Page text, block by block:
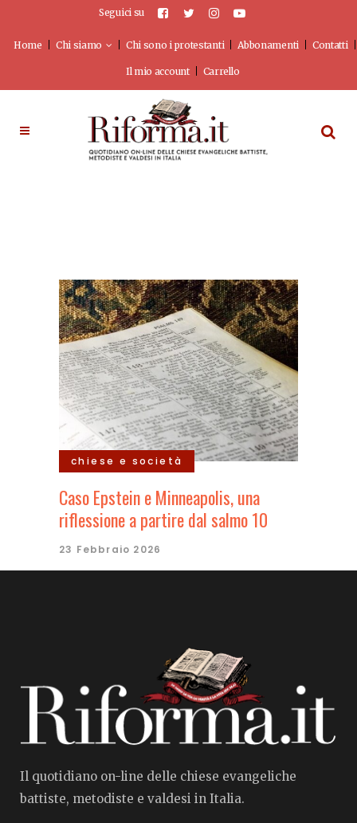
Seguici su
Home Chi siamo Chi sono i protestanti Abbonamenti Contatti
Il mio account Carrello
chiese e società
Caso Epstein e Minneapolis, una
riflessione a partire dal salmo 10
23 Febbraio 2026
Il quotidiano on-line delle chiese evangeliche
battiste, metodiste e valdesi in Italia.